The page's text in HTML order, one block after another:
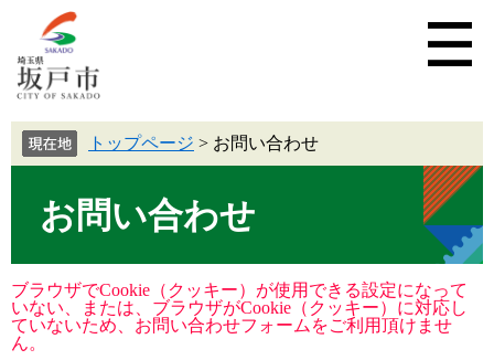
トップページ > お問い合わせ
お問い合わせ
ブラウザでCookie（クッキー）が使用できる設定になって
いない、または、ブラウザがCookie（クッキー）に対応し
ていないため、お問い合わせフォームをご利用頂けませ
ん。